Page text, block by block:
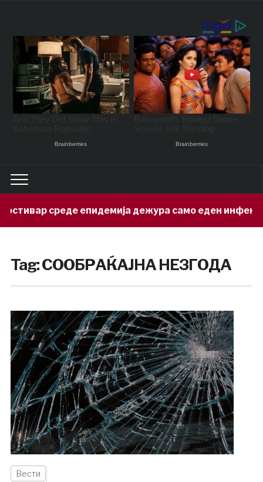
среде епидемија дежура само еден
Tag:СООБРАЌАЈНA НЕЗГОДA
Вести